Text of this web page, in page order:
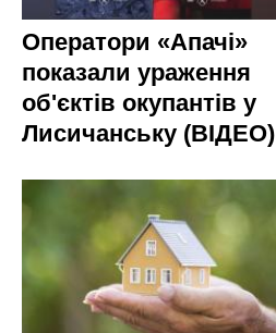
Оператори «Апачі»
показали ураження
об'єктів окупантів у
Лисичанську (ВІДЕО)